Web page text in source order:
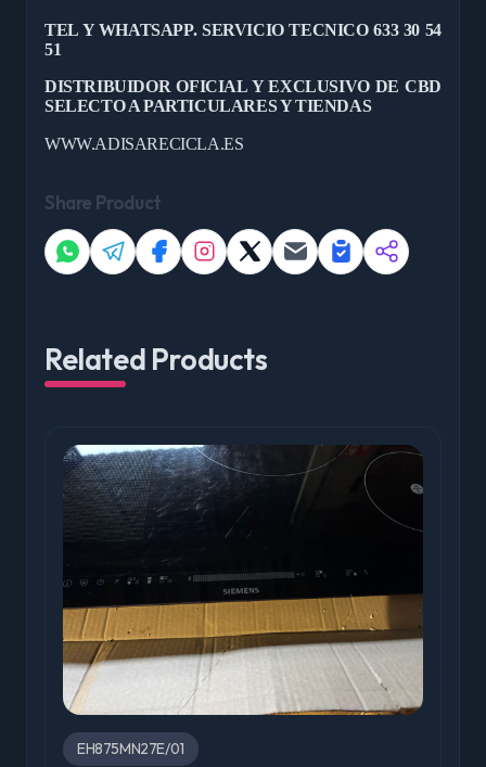
TEL Y WHATSAPP. SERVICIO TECNICO 633 30 54
51
DISTRIBUIDOR OFICIAL Y EXCLUSIVO DE CBD
SELECTO A PARTICULARES Y TIENDAS
WWW.ADISARECICLA.ES
Share Product
Related Products
EH875MN27E/01